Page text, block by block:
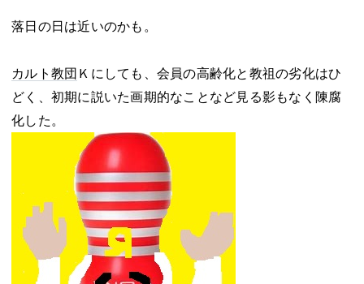
落日の日は近いのかも。
カルト教団 Ｋにしても、会員の高齢化と教祖の劣化はひ
どく、初期に説いた画期的なことなど見る影もなく陳腐
化した。